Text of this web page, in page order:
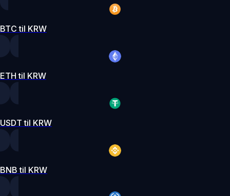
BTC til KRW
ETH til KRW
USDT til KRW
BNB til KRW